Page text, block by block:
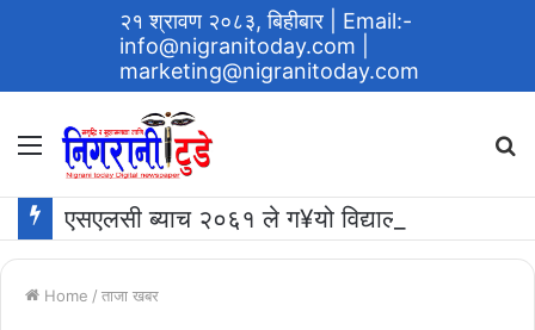
२१ श्रावण २०८३, बिहीबार
| Email:-
info@nigranitoday.com
marketing@nigranitoday.com
Menu
Home / ताजा खबर